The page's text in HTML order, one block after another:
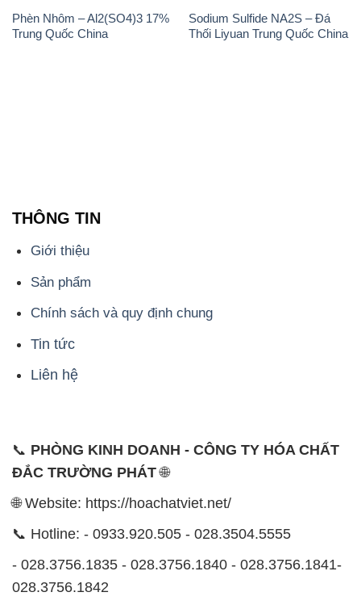
Phèn Nhôm – Al2(SO4)3 17%
Trung Quốc China
Sodium Sulfide NA2S – Đá
Thối Liyuan Trung Quốc China
THÔNG TIN
Giới thiệu
Sản phẩm
Chính sách và quy định chung
Tin tức
Liên hệ
📞 PHÒNG KINH DOANH - CÔNG TY HÓA CHẤT
ĐẮC TRƯỜNG PHÁT🌐
🌐 Website: https://hoachatviet.net/
📞 Hotline: - 0933.920.505 - 028.3504.5555
- 028.3756.1835 - 028.3756.1840 - 028.3756.1841-
028.3756.1842